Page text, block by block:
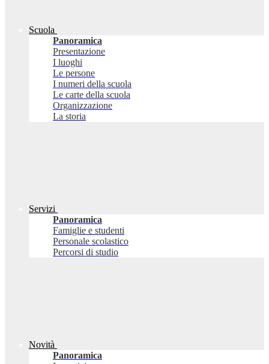
Scuola
Panoramica
Presentazione
I luoghi
Le persone
I numeri della scuola
Le carte della scuola
Organizzazione
La storia
Servizi
Panoramica
Famiglie e studenti
Personale scolastico
Percorsi di studio
Novità
Panoramica